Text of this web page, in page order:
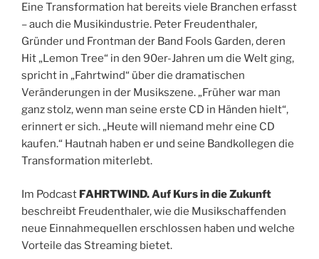
Eine Transformation hat bereits viele Branchen erfasst
– auch die Musikindustrie. Peter Freudenthaler,
Gründer und Frontman der Band Fools Garden, deren
Hit „Lemon Tree“ in den 90er-Jahren um die Welt ging,
spricht in „Fahrtwind“ über die dramatischen
Veränderungen in der Musikszene. „Früher war man
ganz stolz, wenn man seine erste CD in Händen hielt“,
erinnert er sich. „Heute will niemand mehr eine CD
kaufen.“ Hautnah haben er und seine Bandkollegen die
Transformation miterlebt.
Im Podcast FAHRTWIND. Auf Kurs in die Zukunft
beschreibt Freudenthaler, wie die Musikschaffenden
neue Einnahmequellen erschlossen haben und welche
Vorteile das Streaming bietet.